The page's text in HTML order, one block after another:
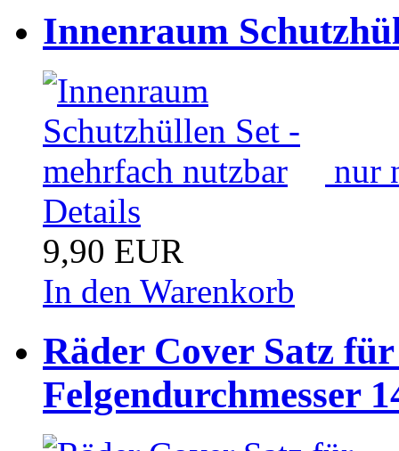
Innenraum
nur
Details
9,90 EUR
In den Warenkorb
Räder Cover Satz
Felgendurchmesser